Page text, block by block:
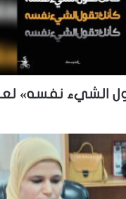
الشيء نفسه»